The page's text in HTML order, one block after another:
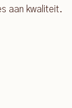
aan kwaliteit.